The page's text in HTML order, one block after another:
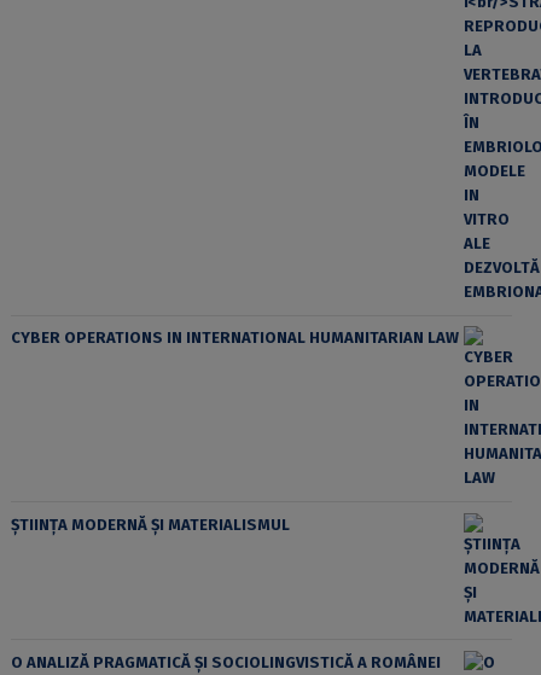
CYBER OPERATIONS IN INTERNATIONAL HUMANITARIAN LAW
ȘTIINȚA MODERNĂ ȘI MATERIALISMUL
O ANALIZĂ PRAGMATICĂ ȘI SOCIOLINGVISTICĂ A ROMÂNEI